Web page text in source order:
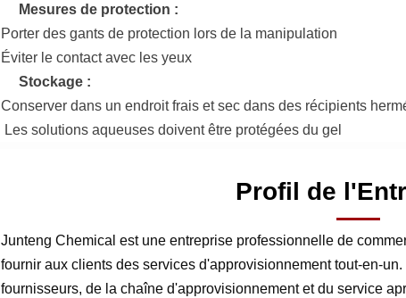
Mesures de protection :
Porter des gants de protection lors de la manipulation
Éviter le contact avec les yeux
Stockage :
Conserver dans un endroit frais et sec dans des récipients
Les solutions aqueuses doivent être protégées du gel
Profil de
Junteng Chemical est une entreprise professionnelle de
fournir aux clients des services d'approvisionnement tout-en-
fournisseurs, de la chaîne d'approvisionnement et du service